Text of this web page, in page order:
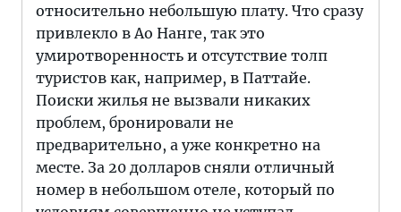
относительно небольшую плату. Что сразу
привлекло в Ао Нанге, так это
умиротворенность и отсутствие толп
туристов как, например, в Паттайе.
Поиски жилья не вызвали никаких
проблем, бронировали не
предварительно, а уже конкретно на
месте. За 20 долларов сняли отличный
номер в небольшом отеле, который по